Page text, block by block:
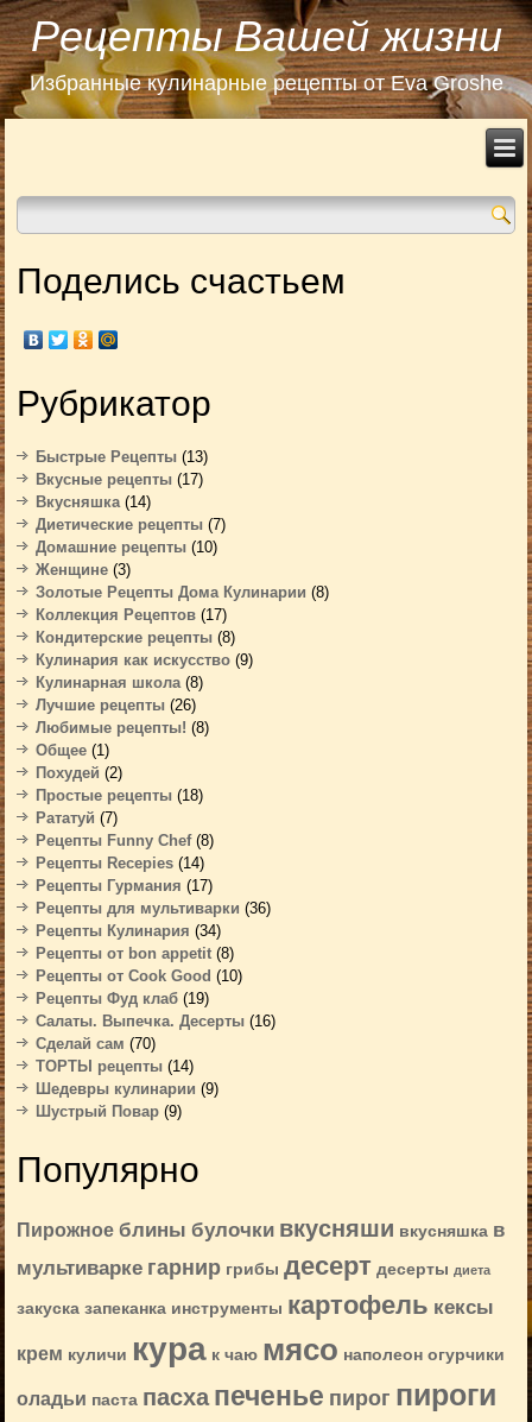
Рецепты Вашей жизни
Избранные кулинарные рецепты от Eva Groshe
Поделись счастьем
Рубрикатор
Быстрые Рецепты (13)
Вкусные рецепты (17)
Вкусняшка(14)
Диетические рецепты (7)
Домашние рецепты (10)
Женщине (3)
Золотые Рецепты Дома Кулинарии (8)
Коллекция Рецептов (17)
Кондитерские рецепты (8)
Кулинария как искусство (9)
Кулинарная школа(8)
Лучшие рецепты (26)
Любимые рецепты! (8)
Общее (1)
Похудей (2)
Простые рецепты (18)
Рататуй (7)
Рецепты Funny Chef(8)
Рецепты Recepies (14)
Рецепты Гурмания (17)
Рецепты для мультиварки (36)
Рецепты Кулинария (34)
Рецепты от bon appetit (8)
Рецепты от Cook Good (10)
Рецепты Фуд клаб (19)
Салаты. Выпечка. Десерты (16)
Сделай сам (70)
ТОРТЫ рецепты (14)
Шедевры кулинарии (9)
Шустрый Повар (9)
Популярно
Пирожное блины булочки вкусняши вкусняшка в
мультиварке гарнир грибы десерт десерты диета
закуска запеканка инструменты картофель кексы
крем куличи кура к чаю мясо наполеон огурчики
оладьи паста пасха печенье пирог пироги